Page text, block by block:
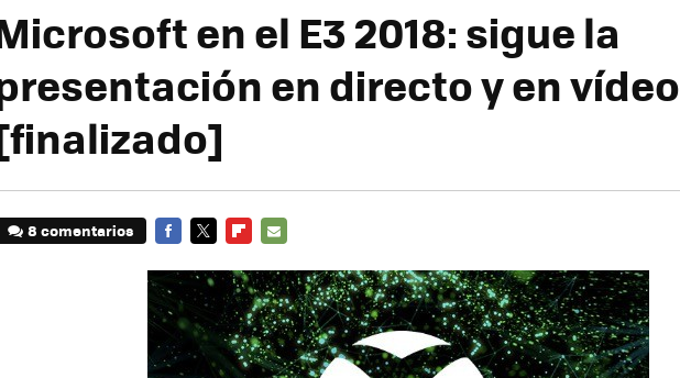
en el E3 2018: sigue la
en directo y en vídeo
8 comentarios
MAIL